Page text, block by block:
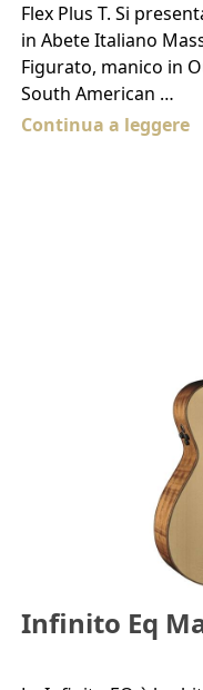
Flex Plus T. Si
in Abete Italiano
Figurato, manico in
South American …
Continua a leggere
Infinito Eq